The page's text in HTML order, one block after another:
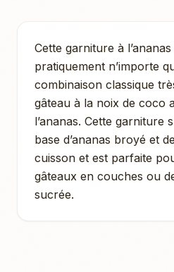
Cette garniture à
pratiquement n’importe
combinaison classique
gâteau à la noix de coco
l’ananas. Cette garniture
base d’ananas broyé et
cuisson et est parfaite
gâteaux en couches ou
sucrée.